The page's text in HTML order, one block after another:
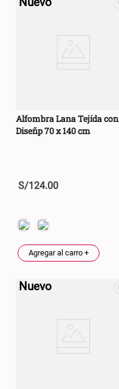
Alfombra Lana Tejída con
Diseñp 70 x 140 cm
S/124.00
Agregar al carro +
Nuevo